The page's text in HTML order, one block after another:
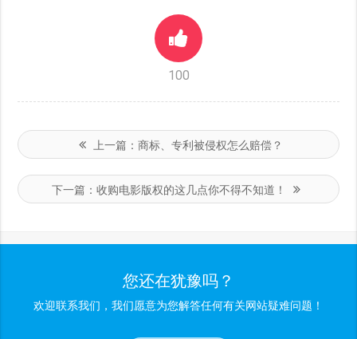
100
上一篇： 商标、专利被侵权怎么赔偿？
下一篇：收购电影版权的这几点你不得不知道！
您还在犹豫吗？
欢迎联系我们，我们愿意为您解答任何有关网站疑难问题！